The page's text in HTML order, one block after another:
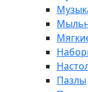
Пазлы